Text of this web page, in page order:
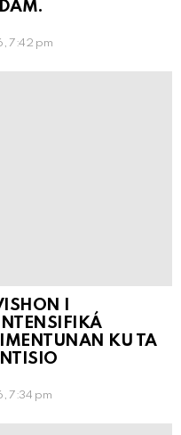
7:42 pm
I
KU TA
7:34 pm